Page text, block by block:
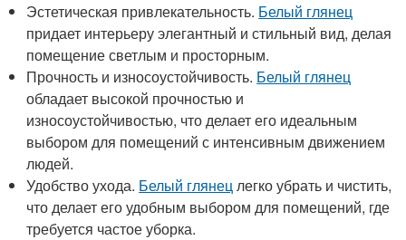
Эстетическая привлекательность. Белый глянец
придает интерьеру элегантный и стильный вид, делая
помещение светлым и просторным.
Прочность и износоустойчивость. Белый глянец
обладает высокой прочностью и
износоустойчивостью, что делает его идеальным
выбором для помещений с интенсивным движением
людей.
Удобство ухода. Белый глянецлегко убрать и чистить,
что делает его удобным выбором для помещений, где
требуется частое уборка.